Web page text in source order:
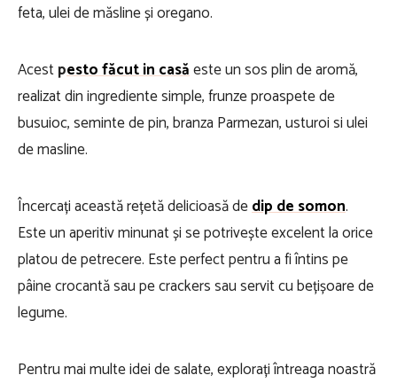
feta, ulei de măsline și oregano.
Acestpesto făcut in casăeste un sos plin de aromă,
realizat din ingrediente simple, frunze proaspete de
busuioc, seminte de pin, branza Parmezan, usturoi si ulei
de masline.
Încercați această rețetă delicioasă dedip de somon.
Este un aperitiv minunat și se potrivește excelent la orice
platou de petrecere. Este perfect pentru a fi întins pe
pâine crocantă sau pe crackers sau servit cu bețișoare de
legume.
Pentru mai multe idei de salate, explorați întreaga noastră